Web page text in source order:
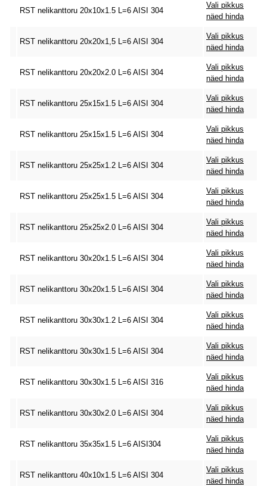
RST nelikanttoru 20x10x1.5 L=6 AISI 304
Vali pikkus
näed hinda
RST nelikanttoru 20x20x1,5 L=6 AISI 304
Vali pikkus
näed hinda
RST nelikanttoru 20x20x2.0 L=6 AISI 304
Vali pikkus
näed hinda
RST nelikanttoru 25x15x1.5 L=6 AISI 304
Vali pikkus
näed hinda
RST nelikanttoru 25x15x1.5 L=6 AISI 304
Vali pikkus
näed hinda
RST nelikanttoru 25x25x1.2 L=6 AISI 304
Vali pikkus
näed hinda
RST nelikanttoru 25x25x1.5 L=6 AISI 304
Vali pikkus
näed hinda
RST nelikanttoru 25x25x2.0 L=6 AISI 304
Vali pikkus
näed hinda
RST nelikanttoru 30x20x1.5 L=6 AISI 304
Vali pikkus
näed hinda
RST nelikanttoru 30x20x1.5 L=6 AISI 304
Vali pikkus
näed hinda
RST nelikanttoru 30x30x1.2 L=6 AISI 304
Vali pikkus
näed hinda
RST nelikanttoru 30x30x1.5 L=6 AISI 304
Vali pikkus
näed hinda
RST nelikanttoru 30x30x1.5 L=6 AISI 316
Vali pikkus
näed hinda
RST nelikanttoru 30x30x2.0 L=6 AISI 304
Vali pikkus
näed hinda
RST nelikanttoru 35x35x1.5 L=6 AISI304
Vali pikkus
näed hinda
RST nelikanttoru 40x10x1.5 L=6 AISI 304
Vali pikkus
näed hinda